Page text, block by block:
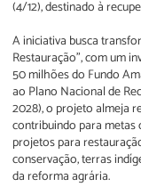
(4/12), destinado à
A iniciativa busca
Restauração”, com um
50 milhões do Fundo
ao Plano Nacional de
2028), o projeto almeja
contribuindo para metas
projetos para
conservação, terras
da reforma agrária.